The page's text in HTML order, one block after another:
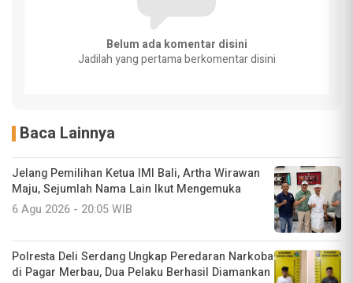
Belum ada komentar disini
Jadilah yang pertama berkomentar disini
Baca Lainnya
Jelang Pemilihan Ketua IMI Bali, Artha Wirawan
Maju, Sejumlah Nama Lain Ikut Mengemuka
6 Agu 2026 - 20:05 WIB
Polresta Deli Serdang Ungkap Peredaran Narkoba
di Pagar Merbau, Dua Pelaku Berhasil Diamankan